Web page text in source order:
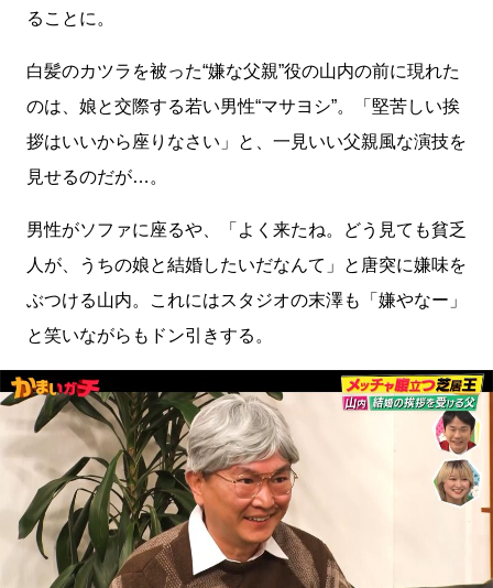
ることに。
白髪のカツラを被った“嫌な父親”役の山内の前に現れた
のは、娘と交際する若い男性“マサヨシ”。「堅苦しい挨
拶はいいから座りなさい」と、一見いい父親風な演技を
見せるのだが…。
男性がソファに座るや、「よく来たね。どう見ても貧乏
人が、うちの娘と結婚したいだなんて」と唐突に嫌味を
ぶつける山内。これにはスタジオの末澤も「嫌やなー」
と笑いながらもドン引きする。